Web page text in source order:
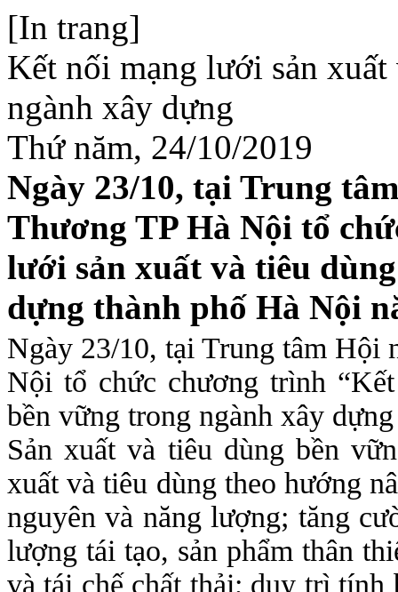
[In trang]
Kết nối mạng lưới sản
ngành xây dựng
Thứ năm, 24/10/2019
Ngày 23/10, tại Trung
Thương TP Hà Nội tổ
lưới sản xuất và tiêu
dựng thành phố Hà Nội
Ngày 23/10, tại Trung tâm Hội
Nội tổ chức chương trình
bền vững trong ngành xây
Sản xuất và tiêu dùng bền
xuất và tiêu dùng theo hướng
nguyên và năng lượng; tăng
lượng tái tạo, sản phẩm thân
và tái chế chất thải; duy trì tính